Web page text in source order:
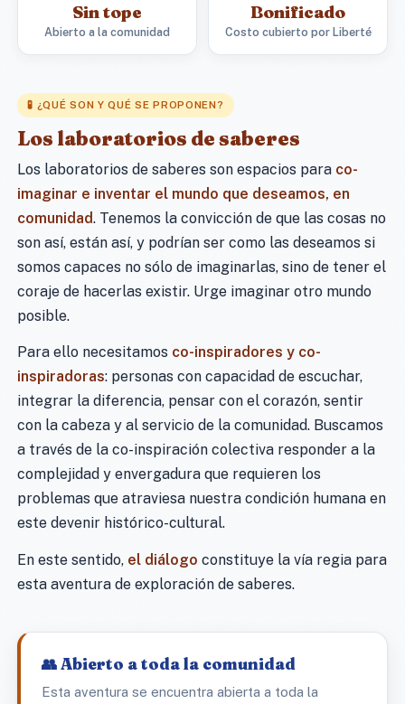
Sin tope
Abierto a la comunidad
Bonificado
Costo cubierto por Liberté
🧪 ¿QUÉ SON Y QUÉ SE PROPONEN?
Los laboratorios de saberes
Los laboratorios de saberes son espacios para co-
imaginar e inventar el mundo que deseamos, en
comunidad. Tenemos la convicción de que las cosas no
son así, están así, y podrían ser como las deseamos si
somos capaces no sólo de imaginarlas, sino de tener el
coraje de hacerlas existir. Urge imaginar otro mundo
posible.
Para ello necesitamos co-inspiradores y co-
inspiradoras: personas con capacidad de escuchar,
integrar la diferencia, pensar con el corazón, sentir
con la cabeza y al servicio de la comunidad. Buscamos
a través de la co-inspiración colectiva responder a la
complejidad y envergadura que requieren los
problemas que atraviesa nuestra condición humana en
este devenir histórico-cultural.
En este sentido, el diálogo constituye la vía regia para
esta aventura de exploración de saberes.
👥 Abierto a toda la comunidad
Esta aventura se encuentra abierta a toda la